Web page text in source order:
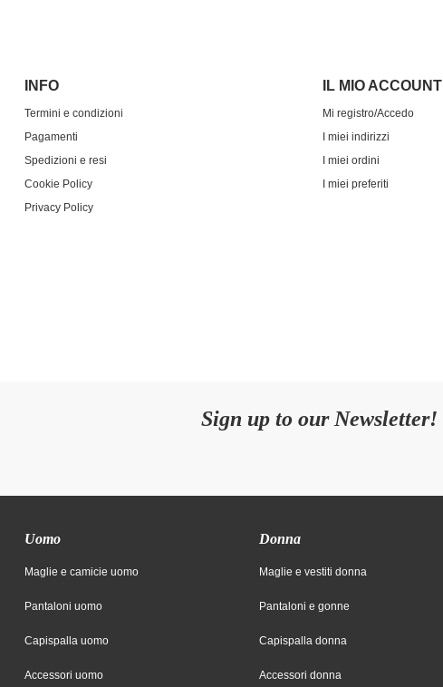
INFO
Termini e condizioni
Pagamenti
Spedizioni e resi
Cookie Policy
Privacy Policy
IL MIO ACCOUNT
Mi registro/Accedo
I miei indirizzi
I miei ordini
I miei preferiti
Sign up to our Newsletter!
Uomo
Maglie e camicie uomo
Pantaloni uomo
Capispalla uomo
Accessori uomo
Donna
Maglie e vestiti donna
Pantaloni e gonne
Capispalla donna
Accessori donna